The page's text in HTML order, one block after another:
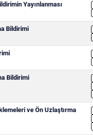
Yayınlanması
Bildirimi
Bildirimi
ve Ön Uzlaştırma